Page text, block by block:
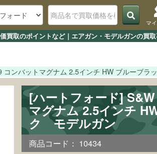
取のポイントなど｜エアガン・モデルガンの買
マ
コンバットマグナム 2.5インチ HW ブルーブラ
[ハートフォード]
マグナム 2.5インチ
ク モデルガン
商品コード： 10434